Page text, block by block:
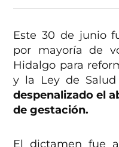
Este 30 de junio
por mayoría de
Hidalgo para
y la Ley de
despenalizado el
de gestación.
El dictamen fue